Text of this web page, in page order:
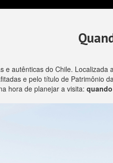
e autênticas do Chile.
e pelo título de Patrimônio
hora de planejar a visita: